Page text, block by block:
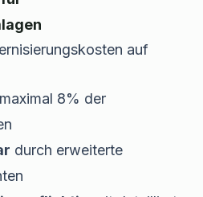
auf
8% der
durch erweiterte